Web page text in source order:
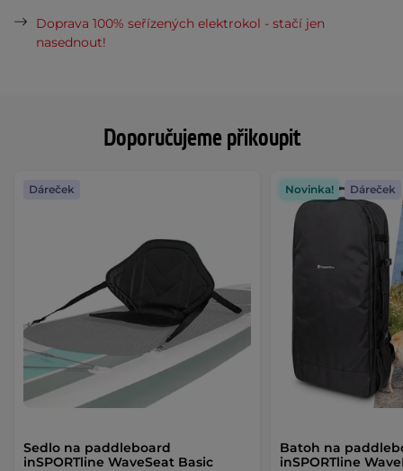
Doporučujeme přikoupit
Sedlo na paddleboard
inSPORTline WaveSeat Basic
Dáreček
Batoh na
inSPORTline
Novinka! Dáreček
Doprava 100% seřízených elektrokol - stačí jen
nasednout!